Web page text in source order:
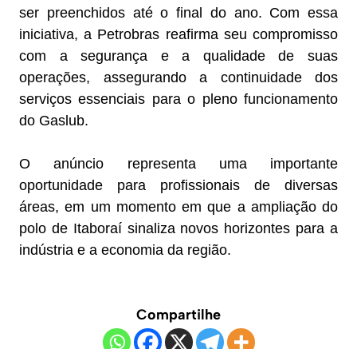
ser preenchidos até o final do ano. Com essa
iniciativa, a Petrobras reafirma seu compromisso
com a segurança e a qualidade de suas
operações, assegurando a continuidade dos
serviços essenciais para o pleno funcionamento
do Gaslub.
O anúncio representa uma importante
oportunidade para profissionais de diversas
áreas, em um momento em que a ampliação do
polo de Itaboraí sinaliza novos horizontes para a
indústria e a economia da região.
Compartilhe